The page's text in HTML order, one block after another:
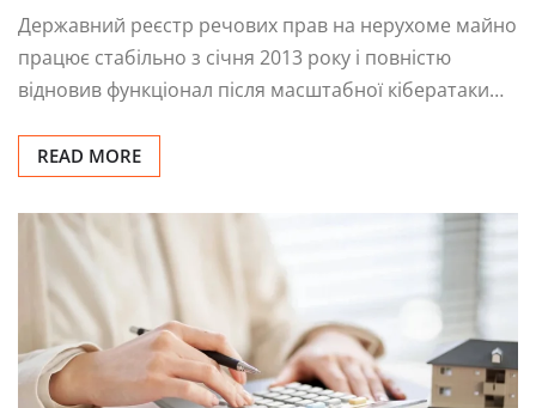
Державний реєстр речових прав на нерухоме майно
працює стабільно з січня 2013 року і повністю
відновив функціонал після масштабної кібератаки…
READ MORE